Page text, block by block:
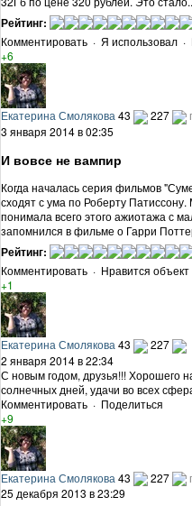
Рейтинг:
Комментировать · Я использовал ·
+6
Екатерина Смолякова 43 227
3 января 2014 в 02:35
И вовсе не вампир
Когда началась серия фильмов
сходят с ума по Роберту
понимала всего этого ажиотажа с
запомнился в фильме о Гарри
Рейтинг:
Комментировать · Нравится объект
+1
Екатерина Смолякова 43
227
2 января 2014 в 22:34
С новым годом, друзья!!! Хорошего
солнечных дней, удачи во всех
Комментировать · Поделиться
+9
Екатерина Смолякова 43 227
25 декабря 2013 в 23:29